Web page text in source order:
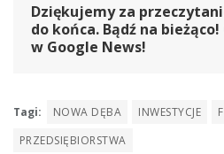
Dziękujemy za
do końca. Bądź na bieżąco!
w Google News!
Tagi: NOWA DĘBA INWESTYCJE
PRZEDSIĘBIORSTWA